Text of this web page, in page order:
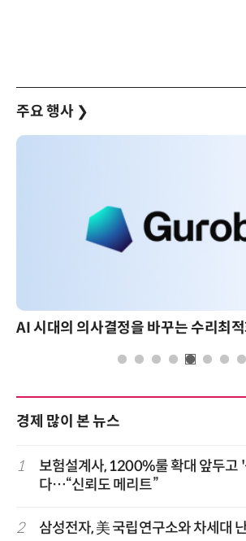
주요 행사 ❯
경제 많이 본 뉴스
1
보험설계사, 1200%룰 확대 앞두고
다…“신뢰도 메리트”
2 삼성전자, 美 국립연구소와 차세대